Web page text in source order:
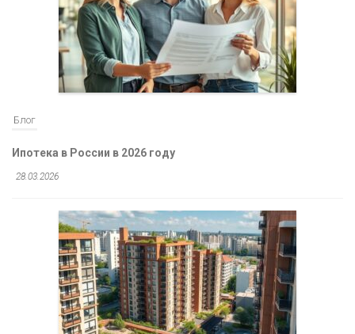
Блог
Ипотека в России в 2026 году
28.03.2026